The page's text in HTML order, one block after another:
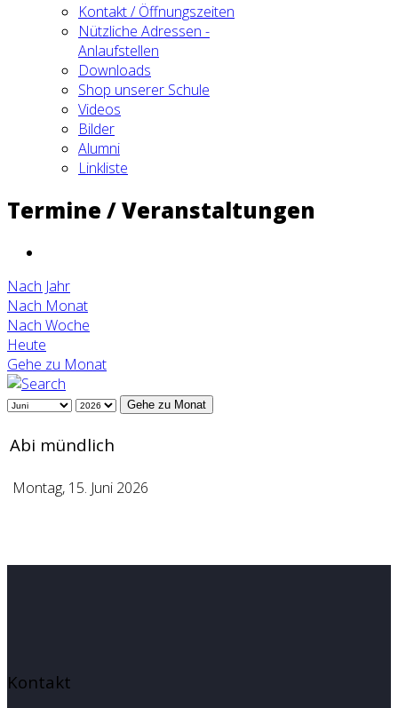
Kontakt / Öffnungszeiten
Nützliche Adressen -
Anlaufstellen
Downloads
Shop unserer Schule
Videos
Bilder
Alumni
Linkliste
Termine / Veranstaltungen
Nach Jahr
Nach Monat
Nach Woche
Heute
Gehe zu Monat
Gehe zu Monat
Abi mündlich
Montag, 15. Juni 2026
Kontakt